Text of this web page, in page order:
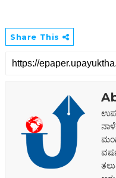
Share This